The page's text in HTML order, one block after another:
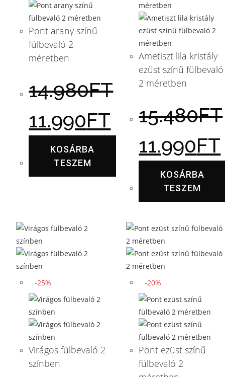
Pont arany színű
fülbevaló 2
méretben
14.980FT
11.990FT
KOSÁRBA
TESZEM
Ametiszt lila kristály
ezüst színű fülbevaló
2 méretben
15.480FT
11.990FT
KOSÁRBA
TESZEM
-25%
Virágos fülbevaló 2
színben
-20%
Pont ezüst színű
fülbevaló 2